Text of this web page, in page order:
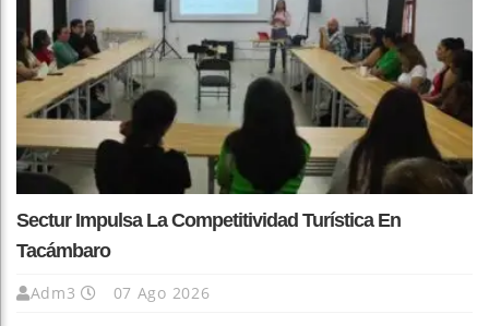
Sectur Impulsa La Competitividad Turística En
Tacámbaro
Adm3 07 Ago 2026